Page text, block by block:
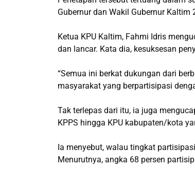
Gubernur dan Wakil Gubernur Kaltim
Ketua KPU Kaltim, Fahmi Idris
dan lancar. Kata dia, kesuksesan
“Semua ini berkat dukungan dari
masyarakat yang berpartisipasi
Tak terlepas dari itu, ia juga
KPPS hingga KPU kabupaten/kota
Ia menyebut, walau tingkat
Menurutnya, angka 68 persen